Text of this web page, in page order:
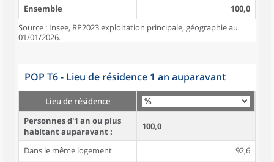
Ensemble
100,0
Source : Insee, RP2023 exploitation principale, géographie au
01/01/2026.
POP T6 - Lieu de résidence 1 an auparavant
Lieu de résidence
Personnes d'1 an ou plus
habitant auparavant :
100,0
Dans le même logement
92,6